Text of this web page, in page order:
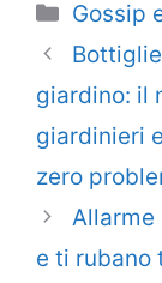
Gossip
giardino: il
giardinieri
zero
Allarme
e ti rubano